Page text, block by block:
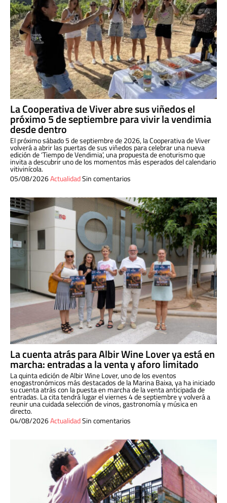
La Cooperativa de Viver abre sus viñedos el
próximo 5 de septiembre para vivir la vendimia
desde dentro
El próximo sábado 5 de septiembre de 2026, la Cooperativa de Viver
volverá a abrir las puertas de sus viñedos para celebrar una nueva
edición de ‘Tiempo de Vendimia’, una propuesta de enoturismo que
invita a descubrir uno de los momentos más esperados del calendario
vitivinícola.
05/08/2026ActualidadSin comentarios
La cuenta atrás para Albir Wine Lover ya está en
marcha: entradas a la venta y aforo limitado
La quinta edición de Albir Wine Lover, uno de los eventos
enogastronómicos más destacados de la Marina Baixa, ya ha iniciado
su cuenta atrás con la puesta en marcha de la venta anticipada de
entradas. La cita tendrá lugar el viernes 4 de septiembre y volverá a
reunir una cuidada selección de vinos, gastronomía y música en
directo.
04/08/2026ActualidadSin comentarios